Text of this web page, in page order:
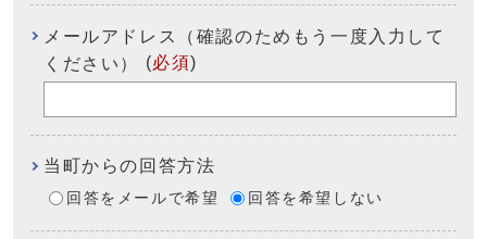
メールアドレス（確認のためもう一度入力して
ください）
(必須)
当町からの回答方法
回答をメールで希望 回答を希望しない